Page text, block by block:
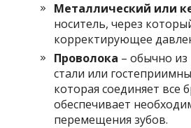
Металлический или
носитель, через
корректирующее
Проволока – обычно
стали или
которая соединяет все
обеспечивает
перемещения зубов.